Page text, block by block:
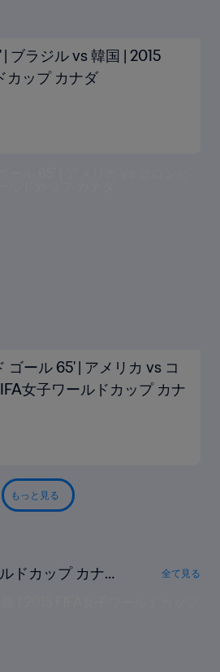
ブラジル vs 韓国 | 2015
カップ カナダ
ゴール 65' | アメリカ vs コ
女子ワールドカップ カナ
もっと見る
ドカップ カナ
イ
全て見る